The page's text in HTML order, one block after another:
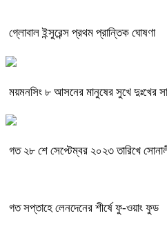
গ্লোবাল ইন্সুরেন্স প্রথম প্রান্তিক ঘোষণা
ময়মনসিং ৮ আসনের মানুষের সুখে দুঃখের
গত ২৮ শে সেপ্টেম্বর ২০২৩ তারিখে
গত সপ্তাহে লেনদেনের শীর্ষে ফু-ওয়াং ফুড